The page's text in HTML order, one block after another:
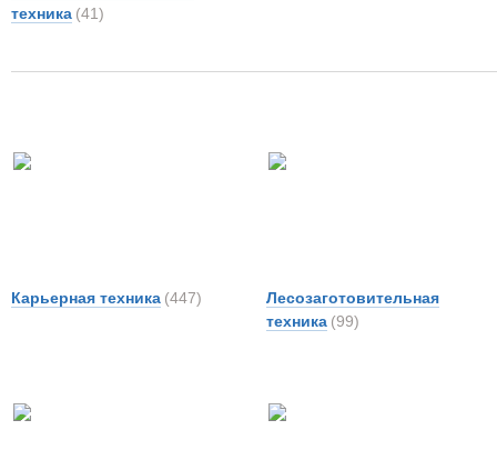
техника (41)
Карьерная техника (447)
Лесозаготовительная
техника (99)